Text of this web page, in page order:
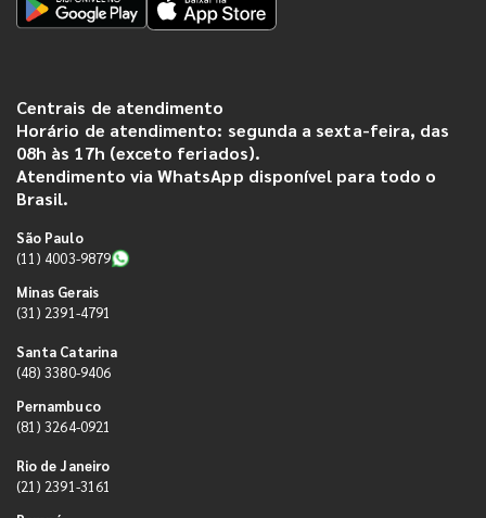
Centrais de atendimento
Horário de atendimento: segunda a sexta-feira, das
08h às 17h (exceto feriados).
Atendimento via WhatsApp disponível para todo o
Brasil.
São Paulo
(11) 4003-9879
Minas Gerais
(31) 2391-4791
Santa Catarina
(48) 3380-9406
Pernambuco
(81) 3264-0921
Rio de Janeiro
(21) 2391-3161